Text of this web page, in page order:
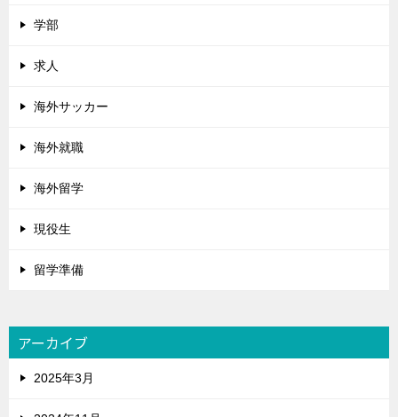
学部
求人
海外サッカー
海外就職
海外留学
現役生
留学準備
アーカイブ
2025年3月